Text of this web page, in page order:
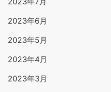
2023年6月
2023年5月
2023年4月
2023年3月